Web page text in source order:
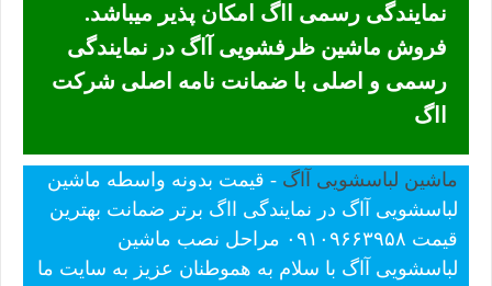
نمایندگی رسمی ااگ امکان پذیر میباشد.
فروش ماشین ظرفشویی آاگ در نمایندگی
رسمی و اصلی با ضمانت نامه اصلی شرکت
ااگ
ماشین لباسشویی آاگ - قیمت بدونه واسطه ماشین
لباسشویی آاگ در نمایندگی ااگ برتر ضمانت بهترین
قیمت ۰۹۱۰۹۶۶۳۹۵۸ مراحل نصب ماشین
لباسشویی آاگ با سلام به هموطنان عزیز به سایت ما